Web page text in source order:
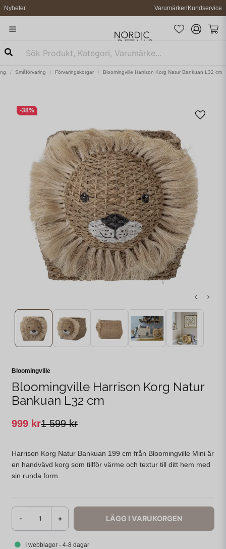
Nyheter VarumärkenKundservice
Småförvaring Förvaringskorgar Bloomingville Harrison Korg Natur Bankuan L32 cm
-38%
Bloomingville
Bloomingville Harrison Korg Natur
Bankuan L32 cm
1 599 kr
999 kr
Harrison Korg Natur Bankuan 199 cm från Bloomingville Mini är
en handvävd korg som tillför värme och textur till ditt hem med
sin runda form.
- + LÄGG I VARUKORGEN
I webblager - 4-8 dagar